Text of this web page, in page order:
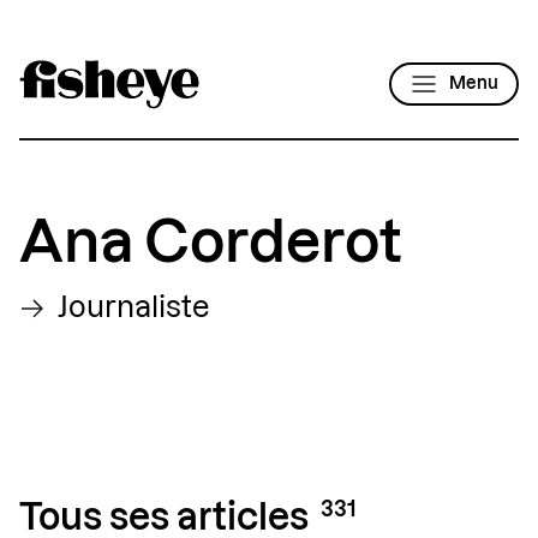
Menu
Ana Corderot
Journaliste
Tous ses articles 331